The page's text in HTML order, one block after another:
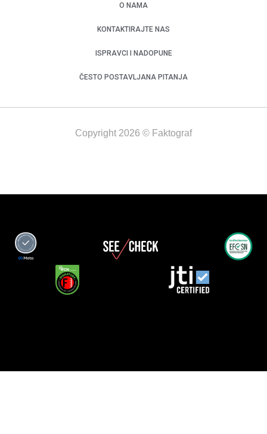
O NAMA
KONTAKTIRAJTE NAS
ISPRAVCI I NADOPUNE
ČESTO POSTAVLJANA PITANJA
Copyright 2026 © Faktograf